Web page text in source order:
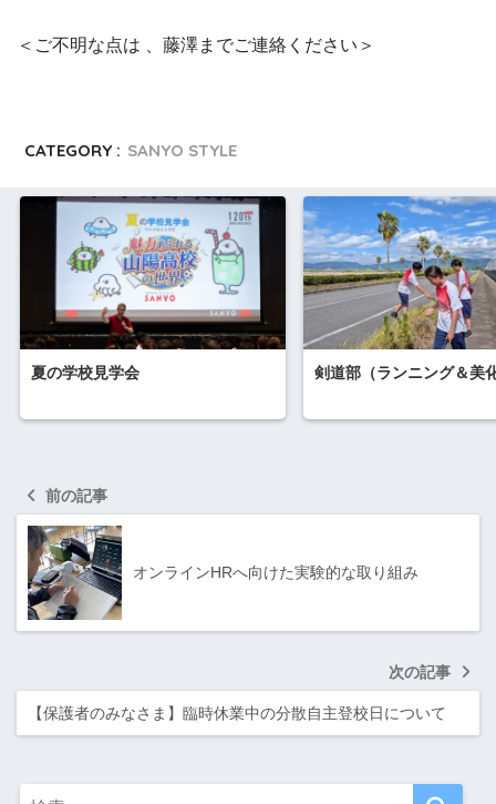
＜ご不明な点は 、藤澤までご連絡ください＞
CATEGORY : SANYO STYLE
夏の学校見学会 剣道部（ランニング＆美
前の記事
オンラインHRへ向けた実験的な取り組み
次の記事
【保護者のみなさま】臨時休業中の分散自主登校日について